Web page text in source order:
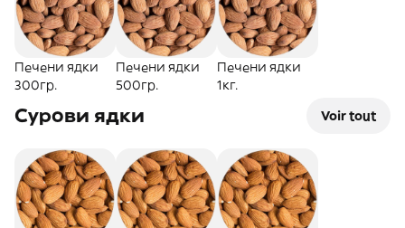
Печени ядки
300гр.
Печени ядки
500гр.
Печени ядки
1кг.
Сурови ядки Voir tout